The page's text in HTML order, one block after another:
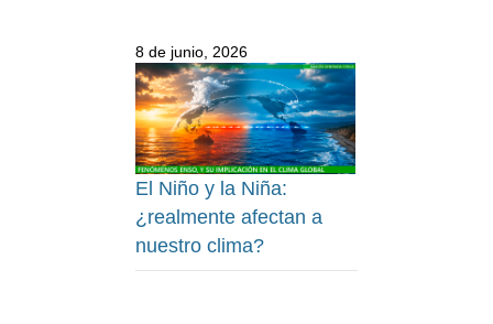
8 de junio, 2026
El Niño y la Niña:
¿realmente afectan a
nuestro clima?